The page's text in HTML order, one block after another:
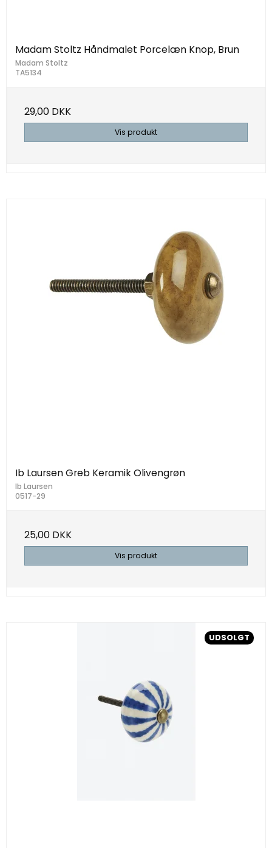
Madam Stoltz Håndmalet Porcelæn Knop, Brun
Madam Stoltz
TA5134
29,00 DKK
Vis produkt
Ib Laursen Greb Keramik Olivengrøn
Ib Laursen
0517-29
25,00 DKK
Vis produkt
UDSOLGT